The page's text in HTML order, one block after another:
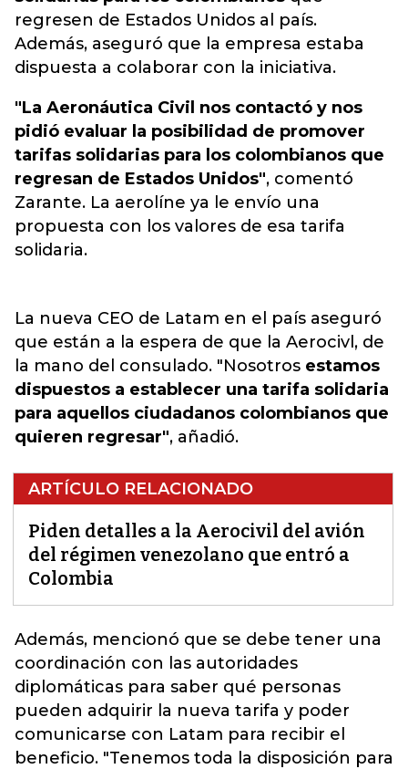
regresen de Estados Unidos al país.
Además, aseguró que la empresa estaba
dispuesta a colaborar con la iniciativa.
"La Aeronáutica Civil nos contactó y nos
pidió evaluar la posibilidad de promover
tarifas solidarias para los colombianos que
regresan de Estados Unidos", comentó
Zarante. La aerolíne ya le envío una
propuesta con los valores de esa tarifa
solidaria.
La nueva CEO de Latam en el país aseguró
que están a la espera de que la Aerocivl, de
la mano del consulado. "Nosotros estamos
dispuestos a establecer una tarifa solidaria
para aquellos ciudadanos colombianos que
quieren regresar", añadió.
ARTÍCULO RELACIONADO
Piden detalles a la Aerocivil del avión
del régimen venezolano que entró a
Colombia
Además, mencionó que se debe tener una
coordinación con las autoridades
diplomáticas para saber qué personas
pueden adquirir la nueva tarifa y poder
comunicarse con Latam para recibir el
beneficio. "Tenemos toda la disposición para